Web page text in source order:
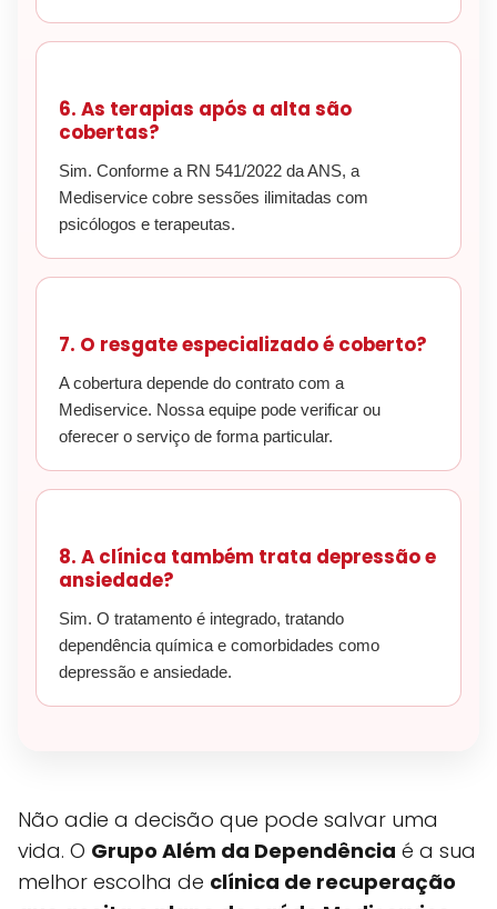
6. As terapias após a alta são
cobertas?
Sim. Conforme a RN 541/2022 da ANS, a
Mediservice cobre sessões ilimitadas com
psicólogos e terapeutas.
7. O resgate especializado é coberto?
A cobertura depende do contrato com a
Mediservice. Nossa equipe pode verificar ou
oferecer o serviço de forma particular.
8. A clínica também trata depressão e
ansiedade?
Sim. O tratamento é integrado, tratando
dependência química e comorbidades como
depressão e ansiedade.
Não adie a decisão que pode salvar uma
vida. O Grupo Além da Dependência é a sua
melhor escolha de clínica de recuperação